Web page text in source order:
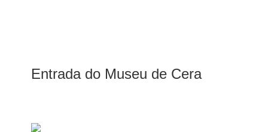
Entrada do Museu de Cera